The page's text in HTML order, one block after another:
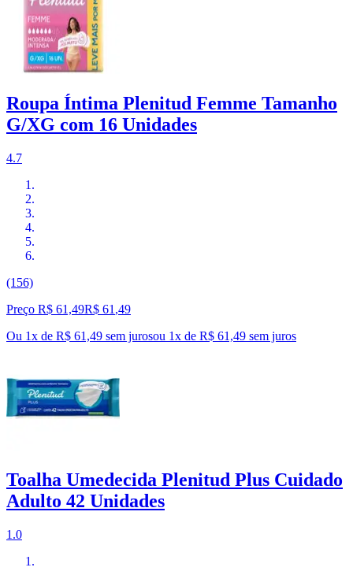
Roupa Íntima Plenitud Femme Tamanho
G/XG com 16 Unidades
4.7
(156)
Preço R$ 61,49R$ 61 ,49
Ou 1x de R$ 61,49 sem jurosou 1x de R$ 61,49 sem juros
Toalha Umedecida Plenitud Plus Cuidado
Adulto 42 Unidades
1.0